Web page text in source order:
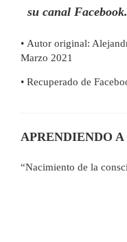
su canal Facebook.
• Autor original:
Marzo 2021
• Recuperado de
APRENDIENDO
“Nacimiento de la